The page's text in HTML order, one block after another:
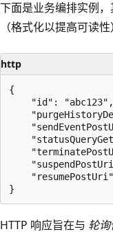
下面是业务编排实例
（格式化以提高可读性
http
{
    "id": "abc123",
HTTP 响应旨在与 轮